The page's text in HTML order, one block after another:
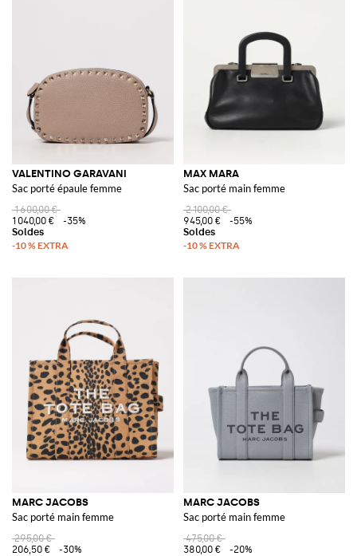
VALENTINO GARAVANI
Sac porté épaule femme
1 600,00 €
1 040,00 €
-35%
MAX MARA
Sac porté main femme
2 100,00 €
945,00 €
-55%
MARC JACOBS
Sac porté main femme
295,00 €
206,50 €
-30%
MARC JACOBS
Sac porté main femme
475,00 €
380,00 €
-20%